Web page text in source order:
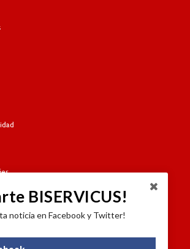
BISERVICUS!
noticia en Facebook y Twitter!